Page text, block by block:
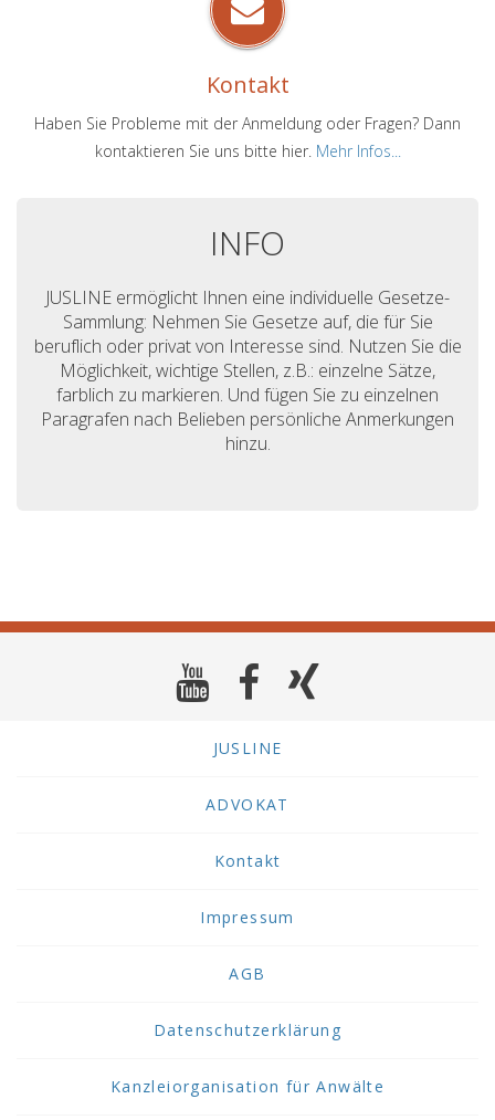
Kontakt
Haben Sie Probleme mit der Anmeldung oder Fragen? Dann
kontaktieren Sie uns bitte hier. Mehr Infos...
INFO
JUSLINE ermöglicht Ihnen eine individuelle Gesetze-
Sammlung: Nehmen Sie Gesetze auf, die für Sie
beruflich oder privat von Interesse sind. Nutzen Sie die
Möglichkeit, wichtige Stellen, z.B.: einzelne Sätze,
farblich zu markieren. Und fügen Sie zu einzelnen
Paragrafen nach Belieben persönliche Anmerkungen
hinzu.
JUSLINE
ADVOKAT
Kontakt
Impressum
AGB
Datenschutzerklärung
Kanzleiorganisation für Anwälte